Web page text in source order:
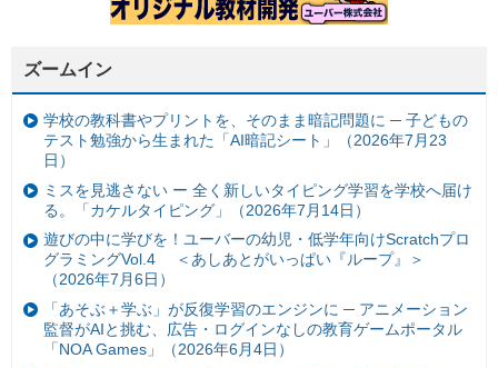
ズームイン
学校の教科書やプリントを、そのまま暗記問題に ─ 子どもの
テスト勉強から生まれた「AI暗記シート」（2026年7月23
日）
ミスを見逃さない ー 全く新しいタイピング学習を学校へ届け
る。「カケルタイピング」（2026年7月14日）
遊びの中に学びを！ユーバーの幼児・低学年向けScratchプロ
グラミングVol.4 ＜あしあとがいっぱい『ループ』＞
（2026年7月6日）
「あそぶ＋学ぶ」が反復学習のエンジンに ─ アニメーション
監督がAIと挑む、広告・ログインなしの教育ゲームポータル
「NOA Games」（2026年6月4日）